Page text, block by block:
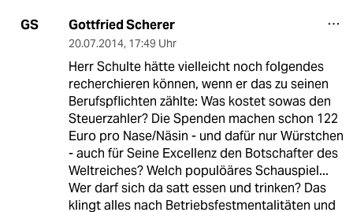
GS Gottfried Scherer
20.07.2014, 17:49 Uhr
Herr Schulte hätte vielleicht noch folgendes
recherchieren können, wenn er das zu seinen
Berufspflichten zählte: Was kostet sowas den
Steuerzahler? Die Spenden machen schon 122
Euro pro Nase/Näsin - und dafür nur Würstchen
- auch für Seine Excellenz den Botschafter des
Weltreiches? Welch populöäres Schauspiel...
Wer darf sich da satt essen und trinken? Das
klingt alles nach Betriebsfestmentalitäten und